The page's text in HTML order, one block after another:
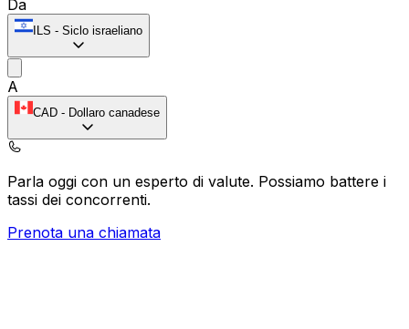
Da
ILS - Siclo israeliano
A
CAD - Dollaro canadese
Parla oggi con un esperto di valute. Possiamo battere i
tassi dei concorrenti.
Prenota una chiamata